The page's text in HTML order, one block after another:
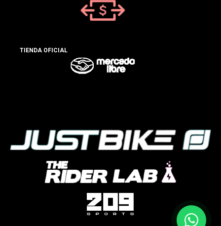
TIENDA OFICIAL